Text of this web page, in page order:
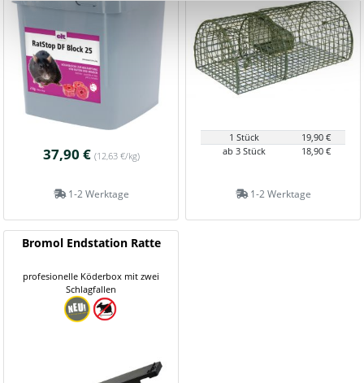
37,90 € (12,63 €/kg)
1-2 Werktage
1 Stück
19,90 €
ab 3 Stück
18,90 €
1-2 Werktage
Bromol Endstation Ratte
profesionelle Köderbox mit zwei
Schlagfallen